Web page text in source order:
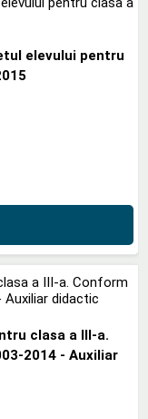
elevului pentru
clasa a III-a.
2014 - Auxiliar